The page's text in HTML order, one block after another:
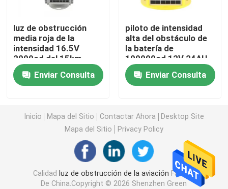
Luces accionadas solares del movimiento
Piloto del tráfico solar
Luces de la pista de rodaje del aeropuerto
Regulador de la luz de obstrucción
Pilotos de los aviones
luz de obstrucción
media roja de la
intensidad 16.5V
2000cd del 15km
Enviar Consulta
piloto de intensidad
alta del obstáculo de
la batería de
100000cd 12V 24AH
Enviar Consulta
Inicio Mapa del Sitio Contactar Ahora
Desktop Site
Mapa del Sitio
Privacy Policy
Calidad luz de obstrucción de la aviación Fábrica
De China.Copyright © 2026 Shenzhen Green